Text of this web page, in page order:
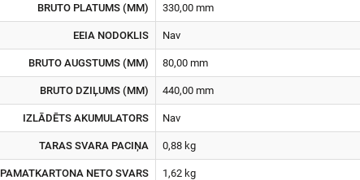
BRUTO PLATUMS (MM) 330,00 mm
EEIA NODOKLIS Nav
BRUTO AUGSTUMS (MM) 80,00 mm
BRUTO DZIĻUMS (MM) 440,00 mm
IZLĀDĒTS AKUMULATORS Nav
TARAS SVARA PACIŅA 0,88 kg
PAMATKARTONA NETO SVARS 1,62 kg